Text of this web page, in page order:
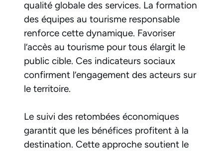
qualité globale des services. La formation
des équipes au tourisme responsable
renforce cette dynamique. Favoriser
l’accès au tourisme pour tous élargit le
public cible. Ces indicateurs sociaux
confirment l’engagement des acteurs sur
le territoire.
Le suivi des retombées économiques
garantit que les bénéfices profitent à la
destination. Cette approche soutient le